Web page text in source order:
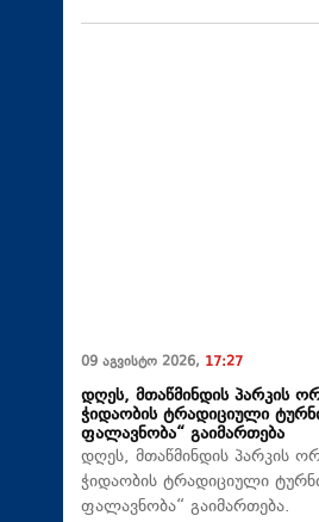
09 აგვისტო 2026, 17:27
დღეს, მთაწმინდის პარკის
ჭიდაობის ტრადიციული
ფალავნობა“ გაიმართება
დღეს, მთაწმინდის პარკის
ჭიდაობის ტრადიციული
ფალავნობა“ გაიმართება.